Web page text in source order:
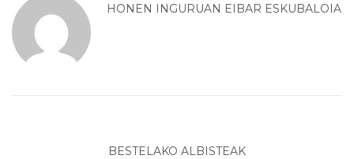
HONEN INGURUAN EIBAR ESKUBALOIA
BESTELAKO ALBISTEAK